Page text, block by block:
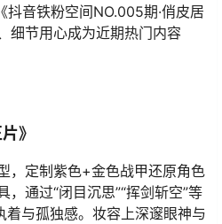
抖音铁粉空间NO.005期·俏皮居
细节用心成为近期热门内容
》
，定制紫色+金色战甲还原角色
通过“闭目沉思”“挥剑斩空”等
着与孤独感。妆容上深邃眼神与